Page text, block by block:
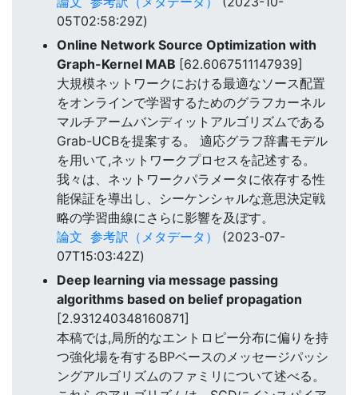
05T02:58:29Z)
Online Network Source Optimization with
Graph-Kernel MAB [62.6067511147939]
大規模ネットワークにおける最適なソース配置
をオンラインで学習するためのグラフカーネル
マルチアームバンディットアルゴリズムである
Grab-UCBを提案する。 適応グラフ辞書モデル
を用いて,ネットワークプロセスを記述する。
我々は、ネットワークパラメータに依存する性
能保証を導出し、シーケンシャルな意思決定戦
略の学習曲線にさらに影響を及ぼす。
論文 参考訳（メタデータ）
(2023-07-
07T15:03:42Z)
Deep learning via message passing
algorithms based on belief propagation
[2.931240348160871]
本稿では,局所的なエントロピー分布に偏りを持
つ強化場を有するBPベースのメッセージパッシ
ングアルゴリズムのファミリについて述べる。